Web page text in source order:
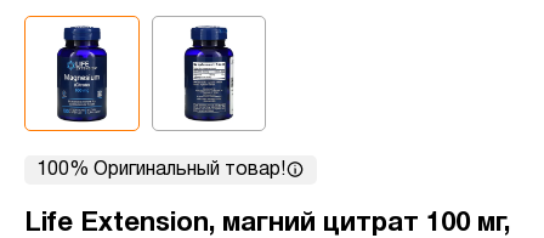
100% Оригинальный товар!
Life Extension, магний цитрат 100 мг,